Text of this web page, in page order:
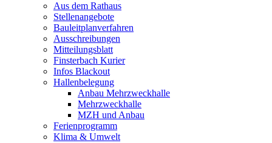
Aus dem Rathaus
Stellenangebote
Bauleitplanverfahren
Ausschreibungen
Mitteilungsblatt
Finsterbach Kurier
Infos Blackout
Hallenbelegung
Anbau Mehrzweckhalle
Mehrzweckhalle
MZH und Anbau
Ferienprogramm
Klima & Umwelt